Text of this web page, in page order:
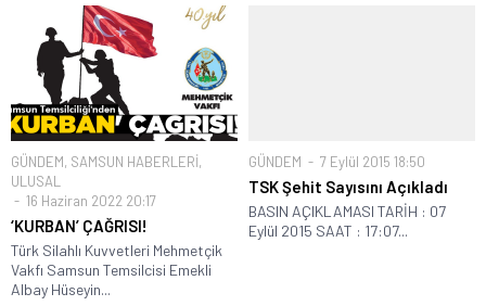
GÜNDEM, SAMSUN HABERLERİ,
ULUSAL
16 Haziran 2022 20:17
‘KURBAN’ ÇAĞRISI!
Türk Silahlı Kuvvetleri Mehmetçik
Vakfı Samsun Temsilcisi Emekli
Albay Hüseyin...
GÜNDEM 7 Eylül 2015 18:50
TSK Şehit Sayısını Açıkladı
BASIN AÇIKLAMASI TARİH : 07
Eylül 2015 SAAT : 17:07...